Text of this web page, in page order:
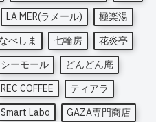
LA MER(ラメール)
極楽湯
べしま 七輪房
花炎亭
シーモール
どんどん庵
REC COFFEE
ティアラ
Smart Labo
GAZA専門商店